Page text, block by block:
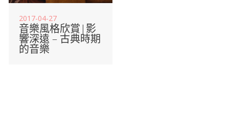
2017-04-27
音樂風格欣賞|影
響深遠 – 古典時期
的音樂